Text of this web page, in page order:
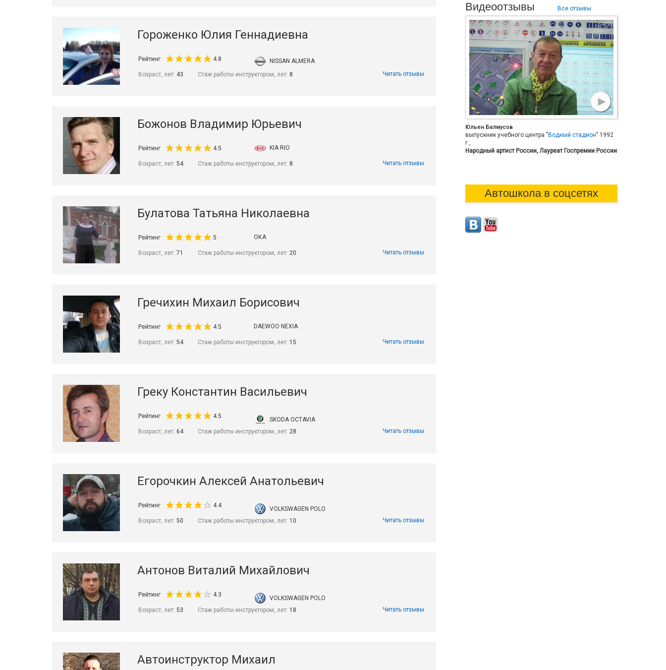
Гороженко Юлия Геннадиевна
Рейтинг 4.8
NISSAN ALMERA
Возраст, лет: 43 Стаж работы инструктором, лет: 8 Читать отзывы
Божонов Владимир Юрьевич
Рейтинг 4.5 KIA RIO
Возраст, лет: 54 Стаж работы инструктором, лет: 8 Читать отзывы
Булатова Татьяна Николаевна
Рейтинг 5 ОКА
Возраст, лет: 71 Стаж работы инструктором, лет: 20 Читать отзывы
Гречихин Михаил Борисович
Рейтинг 4.5 DAEWOO NEXIA
Возраст, лет: 54 Стаж работы инструктором, лет: 15 Читать отзывы
Греку Константин Васильевич
Рейтинг 4.5
SKODA OCTAVIA
Возраст, лет: 64 Стаж работы инструктором, лет: 28 Читать отзывы
Егорочкин Алексей Анатольевич
Рейтинг 4.4
VOLKSWAGEN POLO
Возраст, лет: 50 Стаж работы инструктором, лет: 10 Читать отзывы
Антонов Виталий Михайлович
Рейтинг 4.3
VOLKSWAGEN POLO
Возраст, лет: 53 Стаж работы инструктором, лет: 18 Читать отзывы
Автоинструктор Михаил
Видеоотзывы Все отзывы
Юльен Балмусов
выпускник учебного центра " Водный стадион" 1992
г.,
Народный артист России, Лауреат Госпремии России
Автошкола в соцсетях